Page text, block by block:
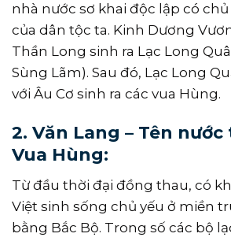
nhà nước sơ khai độc lập có
của dân tộc ta. Kinh Dương
Thần Long sinh ra Lạc Long
Sùng Lãm). Sau đó, Lạc Long
với Âu Cơ sinh ra các vua Hùng.
2. Văn Lang – Tên
Vua Hùng:
Từ đầu thời đại đồng thau, có
Việt sinh sống chủ yếu ở miền
bằng Bắc Bộ. Trong số các bộ